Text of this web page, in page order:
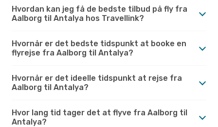
Hvordan kan jeg få de bedste tilbud på fly fra
Aalborg til Antalya hos Travellink?
Hvornår er det bedste tidspunkt at booke en
flyrejse fra Aalborg til Antalya?
Hvornår er det ideelle tidspunkt at rejse fra
Aalborg til Antalya?
Hvor lang tid tager det at flyve fra Aalborg til
Antalya?